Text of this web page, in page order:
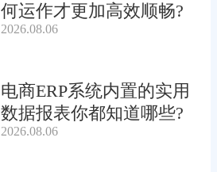
何运作才更加高效顺畅?
2026.08.06
电商ERP系统内置的实用
数据报表你都知道哪些?
2026.08.06